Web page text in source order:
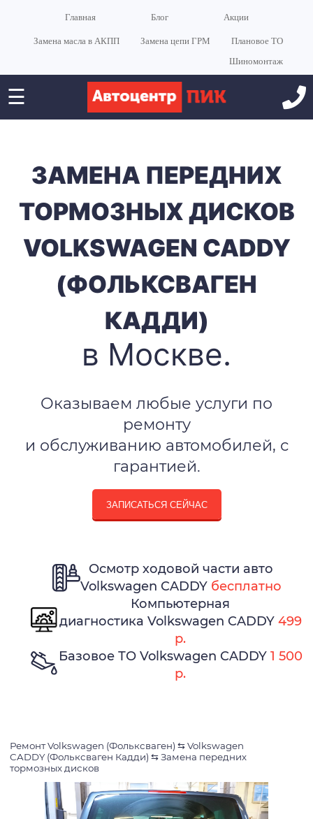
Главная Блог Акции
Замена масла в АКПП Замена цепи ГРМ
Плановое ТО
Шиномонтаж
☰
ЗАМЕНА ПЕРЕДНИХ
ТОРМОЗНЫХ ДИСКОВ
VOLKSWAGEN CADDY
(ФОЛЬКСВАГЕН
КАДДИ)
в Москве.
Оказываем любые услуги по
ремонту
и обслуживанию автомобилей, с
гарантией.
ЗАПИСАТЬСЯ СЕЙЧАС
Осмотр ходовой части авто
Volkswagen CADDY бесплатно
Компьютерная
диагностика Volkswagen CADDY 499
р.
Базовое ТО Volkswagen CADDY 1 500
р.
Ремонт Volkswagen (Фольксваген) ⇆ Volkswagen
CADDY (Фольксваген Кадди) ⇆ Замена передних
тормозных дисков